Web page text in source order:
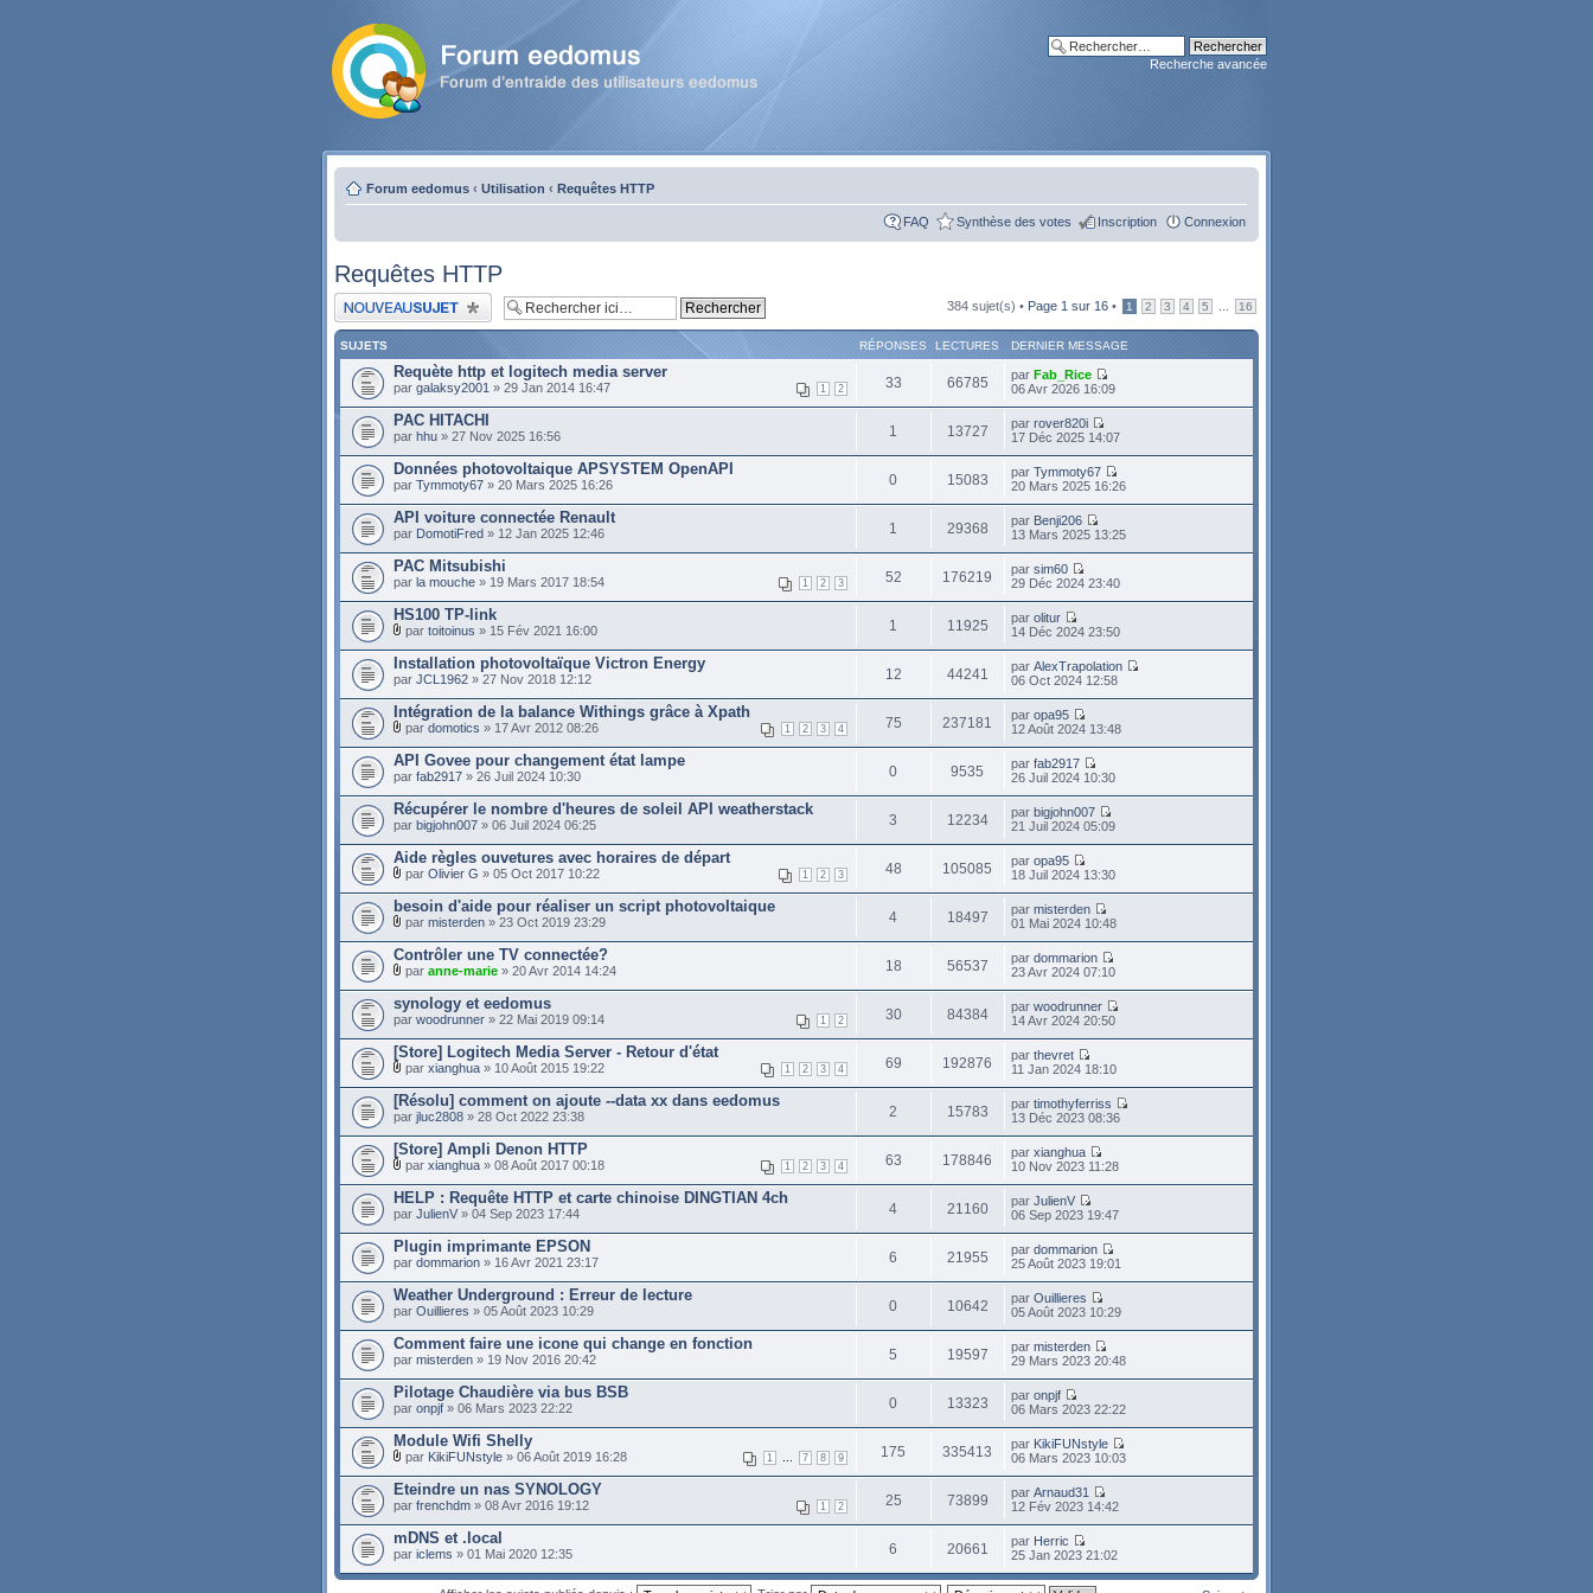
Recherche avancée
Forum eedomus ‹ Utilisation ‹ Requêtes HTTP
FAQ Synthèse des votes Inscription Connexion
Requêtes HTTP
Publier un nouveau sujet 384 sujet(s) • Page 1 sur 16 • 1 2 3 4 5 16
SUJETS RÉPONSES LECTURES DERNIER MESSAGE
Requète http et logitech media server
1 2
par galaksy2001 » 29 Jan 2014 16:47 33 66785 parFab_Rice
06 Avr 2026 16:09
PAC HITACHI
par hhu » 27 Nov 2025 16:56 1 13727 parrover820i
17 Déc 2025 14:07
Données photovoltaique APSYSTEM OpenAPI
par Tymmoty67 » 20 Mars 2025 16:26 0 15083 parTymmoty67
20 Mars 2025 16:26
API voiture connectée Renault
par DomotiFred » 12 Jan 2025 12:46 1 29368 par Benji206
13 Mars 2025 13:25
PAC Mitsubishi
1 2 3
par la mouche » 19 Mars 2017 18:54 52 176219 parsim60
29 Déc 2024 23:40
HS100 TP-link
par toitoinus » 15 Fév 2021 16:00 1 11925 parolitur
14 Déc 2024 23:50
Installation photovoltaïque Victron Energy
par JCL1962 » 27 Nov 2018 12:12 12 44241 parAlexTrapolation
06 Oct 2024 12:58
Intégration de la balance Withings grâce à Xpath
1 2 3 4
par domotics » 17 Avr 2012 08:26 75 237181 paropa95
12 Août 2024 13:48
API Govee pour changement état lampe
par fab2917 » 26 Juil 2024 10:30 0 9535 parfab2917
26 Juil 2024 10:30
Récupérer le nombre d'heures de soleil API weatherstack
par bigjohn007 » 06 Juil 2024 06:25 3 12234 parbigjohn007
21 Juil 2024 05:09
Aide règles ouvetures avec horaires de départ
1 2 3
par Olivier G » 05 Oct 2017 10:22 48 105085 paropa95
18 Juil 2024 13:30
besoin d'aide pour réaliser un script photovoltaique
par misterden » 23 Oct 2019 23:29 4 18497 parmisterden
01 Mai 2024 10:48
Contrôler une TV connectée?
par anne-marie » 20 Avr 2014 14:24 18 56537 pardommarion
23 Avr 2024 07:10
synology et eedomus
1 2
par woodrunner » 22 Mai 2019 09:14 30 84384 parwoodrunner
14 Avr 2024 20:50
[Store] Logitech Media Server - Retour d'état
1 2 3 4
par xianghua » 10 Août 2015 19:22 69 192876 parthevret
11 Jan 2024 18:10
[Résolu] comment on ajoute --data xx dans eedomus
par jluc2808 » 28 Oct 2022 23:38 2 15783 partimothyferriss
13 Déc 2023 08:36
[Store] Ampli Denon HTTP
1 2 3 4
par xianghua » 08 Août 2017 00:18 63 178846 parxianghua
10 Nov 2023 11:28
HELP : Requête HTTP et carte chinoise DINGTIAN 4ch
par JulienV » 04 Sep 2023 17:44 4 21160 parJulienV
06 Sep 2023 19:47
Plugin imprimante EPSON
par dommarion » 16 Avr 2021 23:17 6 21955 pardommarion
25 Août 2023 19:01
Weather Underground : Erreur de lecture
par Ouillieres » 05 Août 2023 10:29 0 10642 parOuillieres
05 Août 2023 10:29
Comment faire une icone qui change en fonction
par misterden » 19 Nov 2016 20:42 5 19597 parmisterden
29 Mars 2023 20:48
Pilotage Chaudière via bus BSB
par onpjf » 06 Mars 2023 22:22 0 13323 paronpjf
06 Mars 2023 22:22
Module Wifi Shelly
1 7 8 9
par KikiFUNstyle » 06 Août 2019 16:28 175 335413 par KikiFUNstyle
06 Mars 2023 10:03
Eteindre un nas SYNOLOGY
1 2
par frenchdm » 08 Avr 2016 19:12 25 73899 parArnaud31
12 Fév 2023 14:42
mDNS et .local
par iclems » 01 Mai 2020 12:35 6 20661 par Herric
25 Jan 2023 21:02